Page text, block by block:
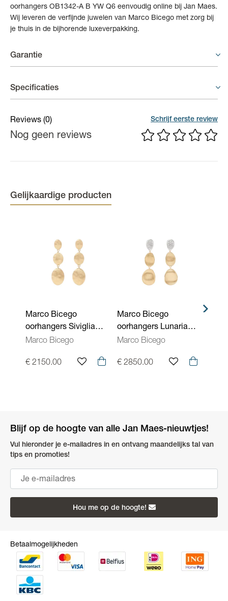
oorhangers OB1342-A B YW Q6 eenvoudig online bij Jan Maes.
Wij leveren de verfijnde juwelen van Marco Bicego met zorg bij
je thuis in de bijhorende luxeverpakking.
Garantie
herstelling onder garantie zal worden bepaald door de
leverancier.
Specificaties
Materiaal 18 karaat goud
(Edel)steen Briljant
Kleur
Reviews (0) Schrijf eerste review
Nog geen reviews
Gelijkaardige producten
Marco Bicego
oorhangers Siviglia
OB1694 Y 02
Marco Bicego
€ 2150.00
Marco Bicego
oorhangers Lunaria
OB1749 B YW Q6
Marco Bicego
€ 2850.00
Blijf op de hoogte van alle Jan Maes-nieuwtjes!
Vul hieronder je e-mailadres in en ontvang maandelijks tal van
tips en promoties!
Hou me op de hoogte!
Betaalmogelijkheden